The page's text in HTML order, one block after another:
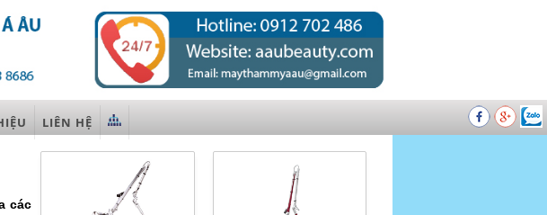
LIÊN HỆ
các